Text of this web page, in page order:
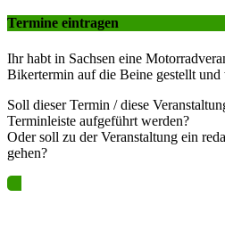
Termine eintragen
Ihr habt in Sachsen eine
Bikertermin auf die Beine gestellt und
Soll dieser Termin / diese
Terminleiste aufgeführt werden?
Oder soll zu der Veranstaltung ein
gehen?